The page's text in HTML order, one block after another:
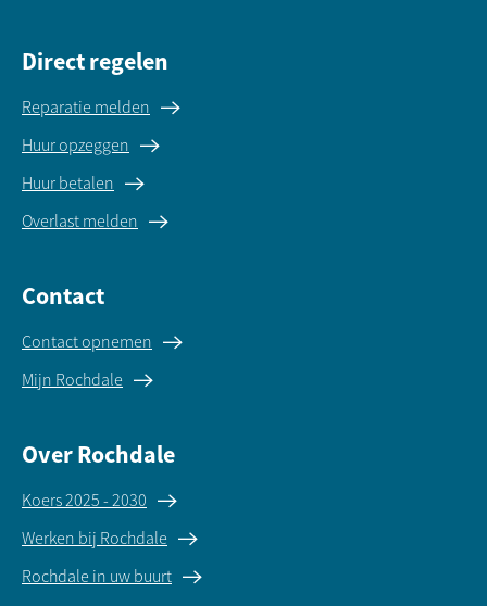
Direct regelen
Reparatie melden
Huur opzeggen
Huur betalen
Overlast melden
Contact
Contact opnemen
Mijn Rochdale
Over Rochdale
Koers 2025 - 2030
Werken bij Rochdale
Rochdale in uw buurt